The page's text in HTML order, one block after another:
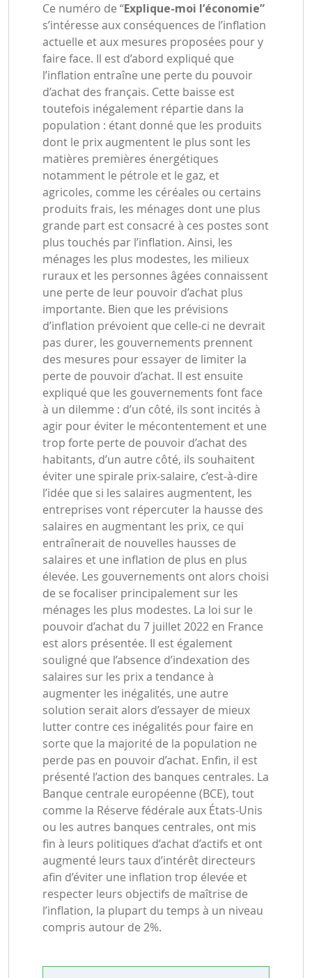
Ce numéro de “Explique-moi l’économie”
s’intéresse aux conséquences de l’inflation
actuelle et aux mesures proposées pour y
faire face. Il est d’abord expliqué que
l’inflation entraîne une perte du pouvoir
d’achat des français. Cette baisse est
toutefois inégalement répartie dans la
population : étant donné que les produits
dont le prix augmentent le plus sont les
matières premières énergétiques
notamment le pétrole et le gaz, et
agricoles, comme les céréales ou certains
produits frais, les ménages dont une plus
grande part est consacré à ces postes sont
plus touchés par l’inflation. Ainsi, les
ménages les plus modestes, les milieux
ruraux et les personnes âgées connaissent
une perte de leur pouvoir d’achat plus
importante. Bien que les prévisions
d’inflation prévoient que celle-ci ne devrait
pas durer, les gouvernements prennent
des mesures pour essayer de limiter la
perte de pouvoir d’achat. Il est ensuite
expliqué que les gouvernements font face
à un dilemme : d’un côté, ils sont incités à
agir pour éviter le mécontentement et une
trop forte perte de pouvoir d’achat des
habitants, d’un autre côté, ils souhaitent
éviter une spirale prix-salaire, c’est-à-dire
l’idée que si les salaires augmentent, les
entreprises vont répercuter la hausse des
salaires en augmentant les prix, ce qui
entraînerait de nouvelles hausses de
salaires et une inflation de plus en plus
élevée. Les gouvernements ont alors choisi
de se focaliser principalement sur les
ménages les plus modestes. La loi sur le
pouvoir d’achat du 7 juillet 2022 en France
est alors présentée. Il est également
souligné que l’absence d’indexation des
salaires sur les prix a tendance à
augmenter les inégalités, une autre
solution serait alors d’essayer de mieux
lutter contre ces inégalités pour faire en
sorte que la majorité de la population ne
perde pas en pouvoir d’achat. Enfin, il est
présenté l’action des banques centrales. La
Banque centrale européenne (BCE), tout
comme la Réserve fédérale aux États-Unis
ou les autres banques centrales, ont mis
fin à leurs politiques d’achat d’actifs et ont
augmenté leurs taux d’intérêt directeurs
afin d’éviter une inflation trop élevée et
respecter leurs objectifs de maîtrise de
l’inflation, la plupart du temps à un niveau
compris autour de 2%.